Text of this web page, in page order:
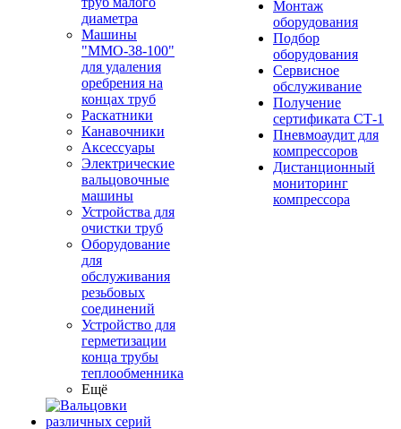
диаметра
Машины
"ММО-38-100"
для удаления
оребрения на
концах труб
Раскатники
Канавочники
Аксессуары
Электрические
вальцовочные
машины
Устройства для
очистки труб
Оборудование
для
обслуживания
резьбовых
соединений
Устройство для
герметизации
конца трубы
теплообменника
Ещё
Монтаж
оборудования
Подбор
оборудования
Сервисное
обслуживание
Получение
сертификата СТ-1
Пневмоаудит для
компрессоров
Дистанционный
мониторинг
компрессора